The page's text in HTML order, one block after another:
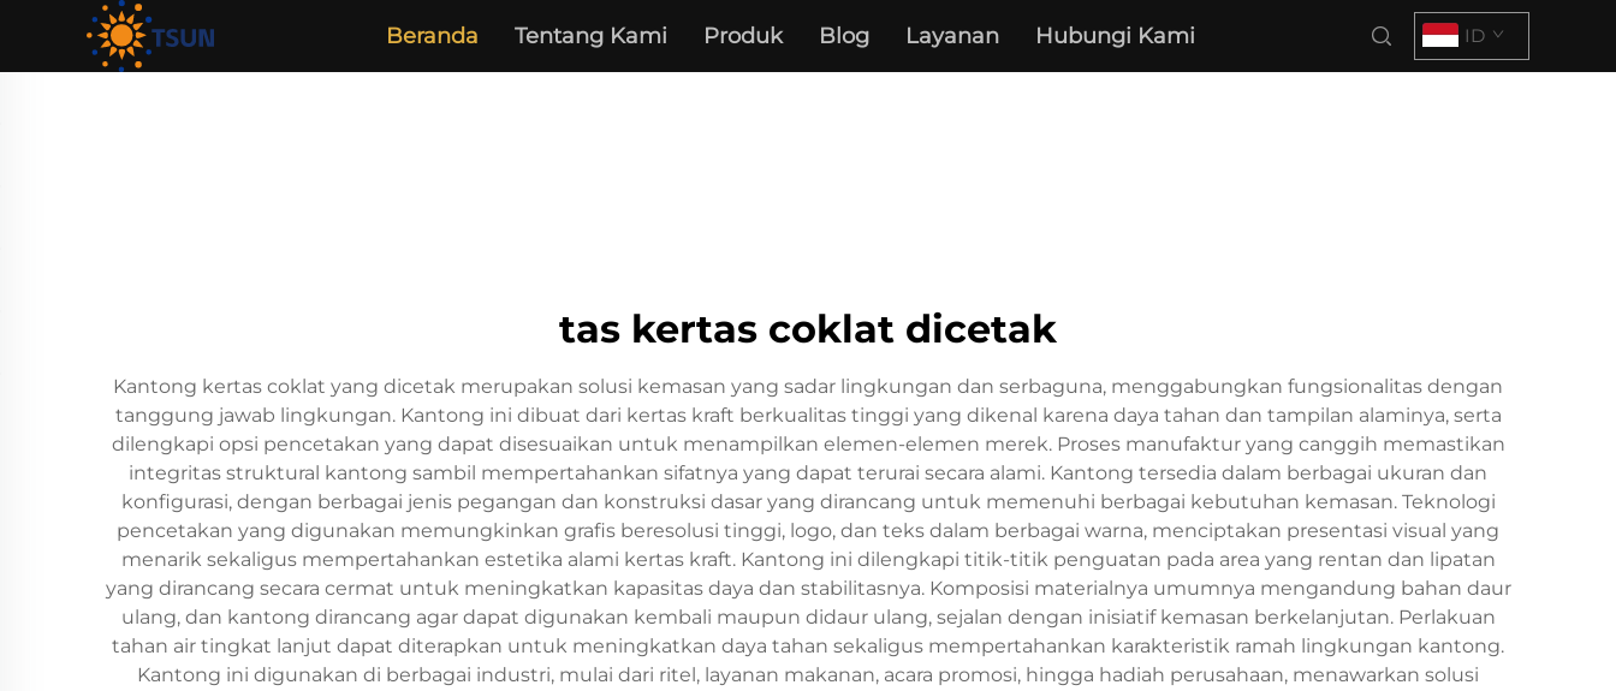
Beranda Tentang Kami Produk Blog Layanan Hubungi Kami ID
tas kertas coklat dicetak
Kantong kertas coklat yang dicetak merupakan solusi kemasan yang sadar lingkungan dan serbaguna, menggabungkan fungsionalitas dengan
tanggung jawab lingkungan. Kantong ini dibuat dari kertas kraft berkualitas tinggi yang dikenal karena daya tahan dan tampilan alaminya, serta
dilengkapi opsi pencetakan yang dapat disesuaikan untuk menampilkan elemen-elemen merek. Proses manufaktur yang canggih memastikan
integritas struktural kantong sambil mempertahankan sifatnya yang dapat terurai secara alami. Kantong tersedia dalam berbagai ukuran dan
konfigurasi, dengan berbagai jenis pegangan dan konstruksi dasar yang dirancang untuk memenuhi berbagai kebutuhan kemasan. Teknologi
pencetakan yang digunakan memungkinkan grafis beresolusi tinggi, logo, dan teks dalam berbagai warna, menciptakan presentasi visual yang
menarik sekaligus mempertahankan estetika alami kertas kraft. Kantong ini dilengkapi titik-titik penguatan pada area yang rentan dan lipatan
yang dirancang secara cermat untuk meningkatkan kapasitas daya dan stabilitasnya. Komposisi materialnya umumnya mengandung bahan daur
ulang, dan kantong dirancang agar dapat digunakan kembali maupun didaur ulang, sejalan dengan inisiatif kemasan berkelanjutan. Perlakuan
tahan air tingkat lanjut dapat diterapkan untuk meningkatkan daya tahan sekaligus mempertahankan karakteristik ramah lingkungan kantong.
Kantong ini digunakan di berbagai industri, mulai dari ritel, layanan makanan, acara promosi, hingga hadiah perusahaan, menawarkan solusi